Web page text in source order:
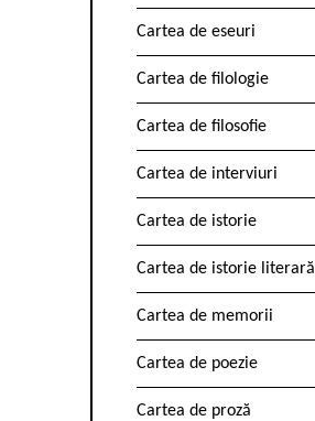
Cartea de eseuri
Cartea de filologie
Cartea de filosofie
Cartea de interviuri
Cartea de istorie
Cartea de istorie literară
Cartea de memorii
Cartea de poezie
Cartea de proză